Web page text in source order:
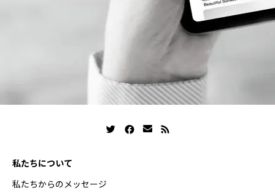
私たちについて
私たちからのメッセージ